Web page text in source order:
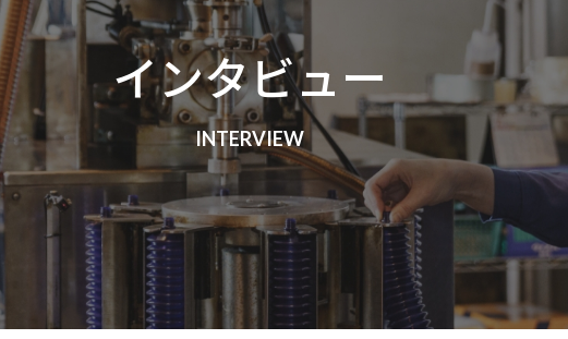
食品機械用潤滑油
農業機械用潤滑油
林業機械用潤滑油
工業機械用潤滑油
自動車用潤滑油
環境対策製品
会社概要
事業所一覧
インタビュー
新卒採用
中途採用
インタビュー